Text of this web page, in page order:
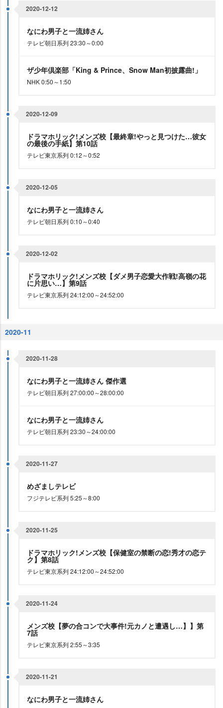
2020-12-12
なにわ男子と一流姉さん
テレビ朝日系列 23:30～0:00
ザ少年倶楽部「King & Prince、Snow Man初披露曲!」
NHK 0:50～1:50
2020-12-09
ドラマホリック!メンズ校【最終章!やっと見つけた…彼女
の最後の手紙】第10話
テレビ東京系列 0:12～0:52
2020-12-05
なにわ男子と一流姉さん
テレビ朝日系列 0:10～0:40
2020-12-02
ドラマホリック!メンズ校【ダメ男子恋愛大作戦!高嶺の花
に片思い…】第9話
テレビ東京系列 24:12:00～24:52:00
2020-11
2020-11-28
なにわ男子と一流姉さん 傑作選
テレビ朝日系列 27:00:00～28:00:00
なにわ男子と一流姉さん
テレビ朝日系列 23:30～24:00:00
2020-11-27
めざましテレビ
フジテレビ系列 5:25～8:00
2020-11-25
ドラマホリック!メンズ校【保健室の禁断の恋!秀才の恋テ
ク】第8話
テレビ東京系列 24:12:00～24:52:00
2020-11-24
メンズ校【夢の合コンで大事件!元カノと遭遇し…】】第
7話
テレビ東京系列 2:55～3:35
2020-11-21
なにわ男子と一流姉さん